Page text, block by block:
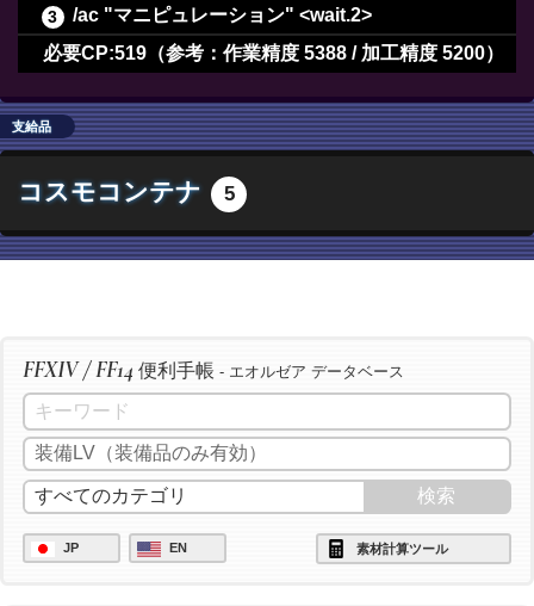
/ac "マニピュレーション" <wait.2>
/ac "長期倹約" <wait.2>
/ac "下地作業" <wait.3>
/ac "イノベーション" <wait.2>
/ac "洗練加工" <wait.3>
/ac "加工" <wait.3>
/ac "洗練加工" <wait.3>
/ac "イノベーション" <wait.2>
/ac "匠の神業" <wait.3>
/ac "グレートストライド" <wait.2>
/ac "ビエルゴの祝福" <wait.3>
必要CP:519（参考：作業精度 5388 / 加工精度 5200）
支給品
コスモコンテナ 5
FFXIV / FF14 便利手帳 - エオルゼア データベース
JP EN 素材計算ツール